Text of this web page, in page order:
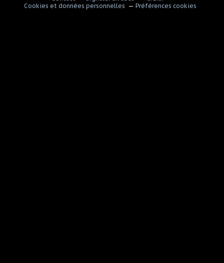
Cookies et données personnelles
Préférences cookies